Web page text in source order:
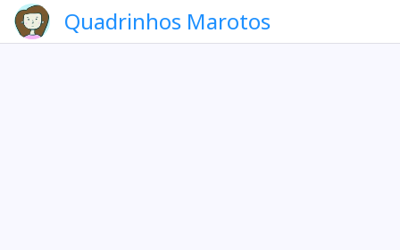
Quadrinhos Marotos